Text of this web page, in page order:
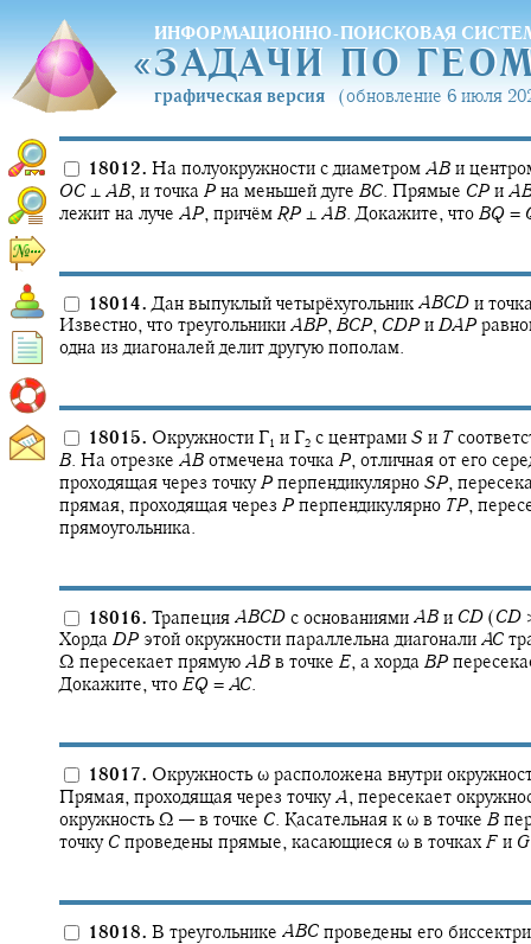
ИНФОРМАЦИОННО-ПОИСКОВАЯ
«ЗАДАЧИ ПО
«ЗАДАЧИ ПО
графическая версия (обновление 6 июля
18012. На полуокружности с диаметром AB и
OC ⊥ AB, и точка P на меньшей дуге BC. Прямые CP и A
лежит на луче AP, причём RP ⊥ AB. Докажите, что BQ =
18014. Дан выпуклый четырёхугольник ABCD и
Известно, что треугольники ABP, BCP, CDP и DAP
одна из диагоналей делит другую пополам.
18015. Окружности Γ‍1 и Γ‍2 с центрами S и T
B. На отрезке AB отмечена точка P, отличная от его
проходящая через точкуP перпендикулярно SP,
прямая, проходящая через P перпендикулярно TP,
прямоугольника.
18016. Трапеция ABCD с основаниями AB и CD (CD
Хорда DP этой окружности параллельна диагонали AC
Ω пересекает прямую AB в точке E, а хорда BP
Докажите, что EQ = AC.
18017. Окружность ω расположена внутри
Прямая, проходящая через точкуA, пересекает
окружность Ω — в точке C. Касательная к ω в точке B
точку C проведены прямые, касающиеся ω в точках F и G
18018. В треугольнике ABC проведены его